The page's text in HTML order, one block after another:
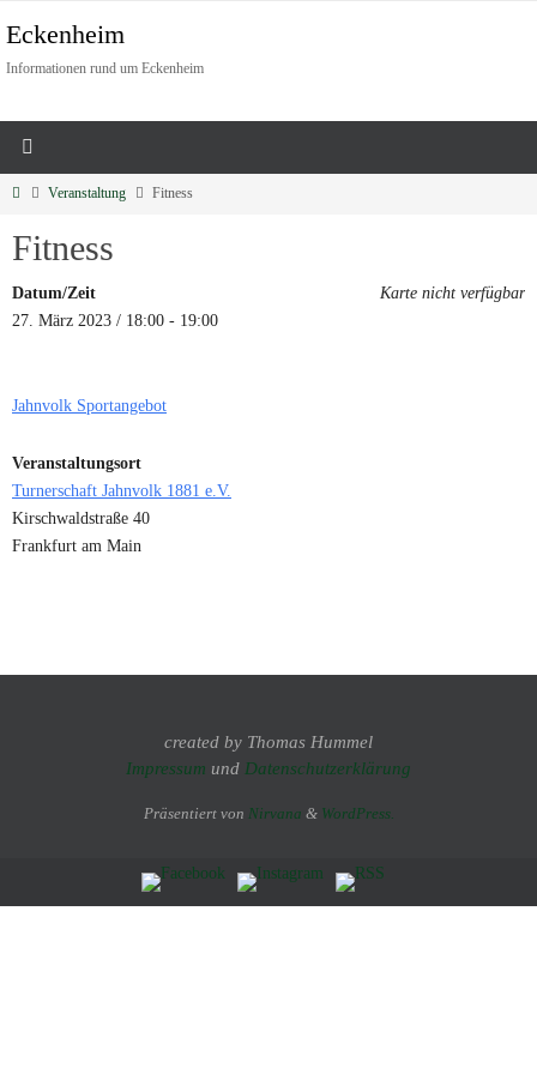
Eckenheim
Informationen rund um Eckenheim
Veranstaltung Fitness
Fitness
Karte nicht verfügbar
Datum/Zeit
27. März 2023 / 18:00 - 19:00
Jahnvolk Sportangebot
Veranstaltungsort
Turnerschaft Jahnvolk 1881 e.V.
Kirschwaldstraße 40
Frankfurt am Main
created by Thomas Hummel
Impressum und Datenschutzerklärung
Präsentiert von Nirvana & WordPress.